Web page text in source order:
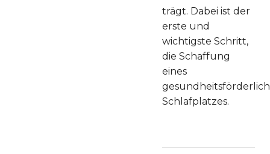
trägt. Dabei ist der
erste und
wichtigste Schritt,
die Schaffung
eines
Schlafplatzes.